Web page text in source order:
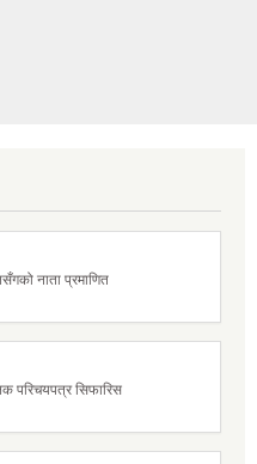
नाता प्रमाणित
परिचयपत्र सिफारिस